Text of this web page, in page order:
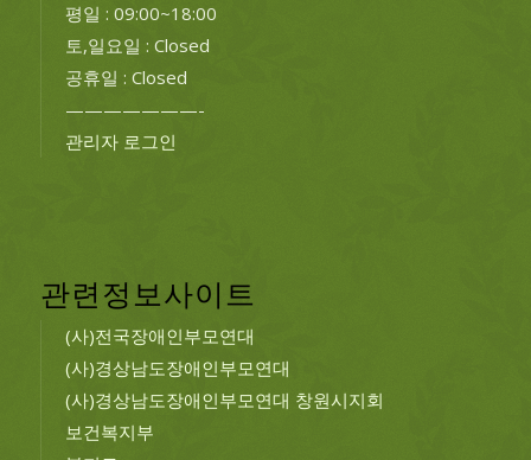
평일 : 09:00~18:00
토,일요일 : Closed
공휴일 : Closed
———————-
관리자 로그인
관련정보사이트
(사)전국장애인부모연대
(사)경상남도장애인부모연대
(사)경상남도장애인부모연대 창원시지회
보건복지부